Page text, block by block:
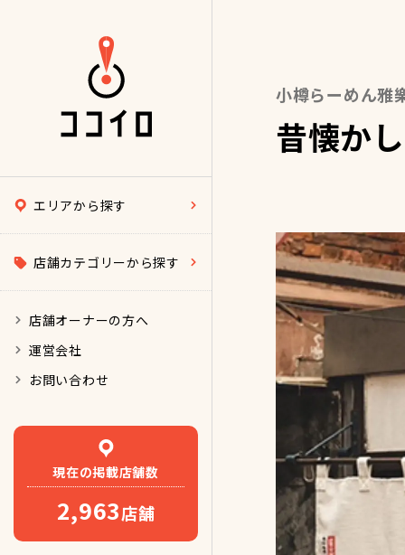
エリアから探す
店舗カテゴリーから探す
店舗オーナーの方へ
運営会社
お問い合わせ
現在の掲載店舗数
2,963店舗
小樽らーめん雅
昔懐か